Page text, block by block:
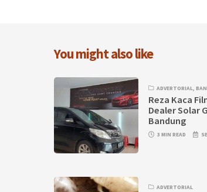
You might also like
ADVERTORIAL,
Reza Kaca
Dealer Solar
Bandung
3 MIN READ
ADVERTORIAL